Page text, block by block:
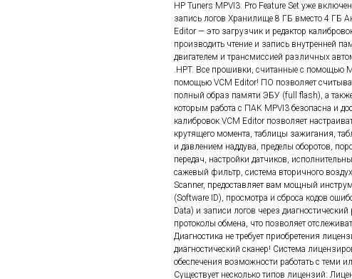
HP Tuners MPVI3: Pro Feature Set уже
запись логов Хранилище 8 ГБ вместо 4 ГБ
Editor — это загрузчик и редактор
производить чтение и запись внутренней
двигателем и трансмиссией различных
.HPT. Все прошивки, считанные с помощью
помощью VCM Editor! ПО позволяет
полный образ памяти ЭБУ (full flash), а
которым работа с ПАК MPVI3 безопасна и
калибровок VCM Editor позволяет
крутящего момента, таблицы зажигания,
и давлением наддува, пределы оборотов,
передач, настройки датчиков,
сажевый фильтр, система вторичного
Scanner, предоставляет вам мощный
(Software ID), просмотра и сброса кодов
Data) и записи логов через
протоколы обмена, что позволяет
Диагностика не требует приобретения
диагностический сканер! Система
обеспечения возможности работать с
Существует несколько типов лицензий: